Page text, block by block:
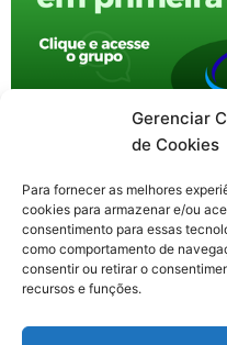
Gerenciar
de Cookies
Para fornecer as melhores
cookies para armazenar e/ou
consentimento para essas
como comportamento de
consentir ou retirar o
recursos e funções.